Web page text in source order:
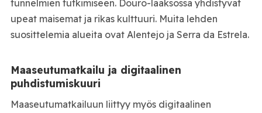
tunnelmien tutkimiseen. Douro-laaksossa yhdistyvät
upeat maisemat ja rikas kulttuuri. Muita lehden
suosittelemia alueita ovat Alentejo ja Serra da Estrela.
Maaseutumatkailu ja digitaalinen
puhdistumiskuuri
Maaseutumatkailuun liittyy myös digitaalinen